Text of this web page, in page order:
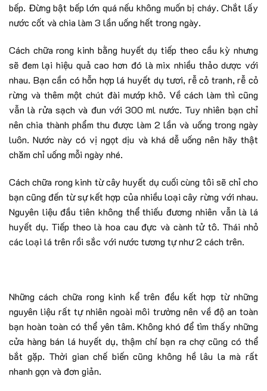
bếp. Đừng bật bếp lớn quá nếu không muốn bị cháy. Chắt lấy
nước cốt và chia làm 3 lần uống hết trong ngày.
Cách chữa rong kinh bằng huyết dụ tiếp theo cầu kỳ nhưng
sẽ đem lại hiệu quả cao hơn đó là mix nhiều thảo dược với
nhau. Bạn cần có hỗn hợp lá huyết dụ tươi, rễ cỏ tranh, rễ cỏ
rừng và thêm một chút đài mướp khô. Về cách làm thì cũng
vẫn là rửa sạch và đun với 300 ml nước. Tuy nhiên bạn chỉ
nên chia thành phẩm thu được làm 2 lần và uống trong ngày
luôn. Nước này có vị ngọt dịu và khá dễ uống nên hãy thật
chăm chỉ uống mỗi ngày nhé.
Cách chữa rong kinh từ cây huyết dụ cuối cùng tôi sẽ chỉ cho
bạn cũng đến từ sự kết hợp của nhiều loại cây rừng với nhau.
Nguyên liệu đầu tiên không thể thiếu đương nhiên vẫn là lá
huyết dụ. Tiếp theo là hoa cau đực và cành tử tô. Thái nhỏ
các loại lá trên rồi sắc với nước tương tự như 2 cách trên.
Những cách chữa rong kinh kể trên đều kết hợp từ những
nguyên liệu rất tự nhiên ngoài môi trường nên về độ an toàn
bạn hoàn toàn có thể yên tâm. Không khó để tìm thấy những
cửa hàng bán lá huyết dụ, thậm chí bạn ra chợ cũng có thể
bắt gặp. Thời gian chế biến cũng không hề lâu la mà rất
nhanh gọn và đơn giản.